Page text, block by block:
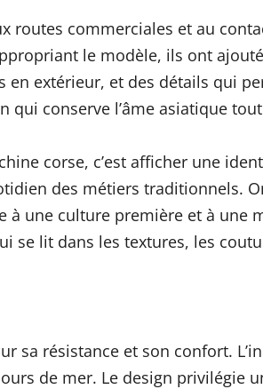
routes commerciales et au
le modèle, ils ont
en extérieur, et des détails qui
qui conserve l’âme asiatique
corse, c’est afficher une
des métiers traditionnels.
à une culture première et à
se lit dans les textures, les
sa résistance et son confort.
de mer. Le design